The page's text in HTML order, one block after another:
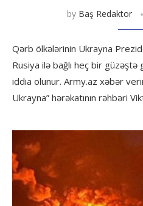
by Baş Redaktor
Qərb ölkələrinin Ukrayna
Rusiya ilə bağlı heç bir güzəştə
iddia olunur. Army.az xəbər
Ukrayna” hərəkatının rəhbəri